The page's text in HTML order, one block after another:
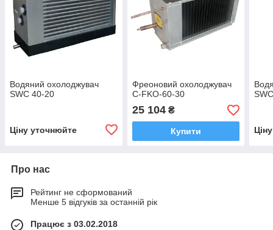
Водяний охолоджувач
SWC 40-20
Ціну уточнюйте
Фреоновий охолоджувач
C-FKO-60-30
25 104₴
Купити
Про нас
Рейтинг не сформований
Менше 5 відгуків за останній рік
Працює з 03.02.2018